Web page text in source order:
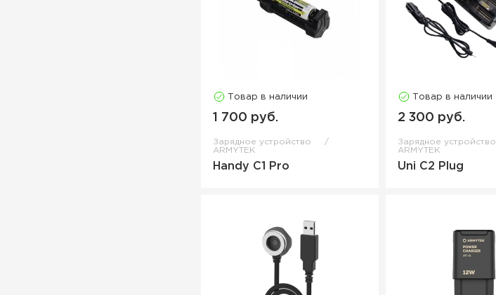
Товар в наличии
1 700 руб.
Зарядное устройство
ARMYTEK
Handy C1 Pro
Товар в наличии
2 300 руб.
Зарядное устройство
ARMYTEK
Uni C2 Plug